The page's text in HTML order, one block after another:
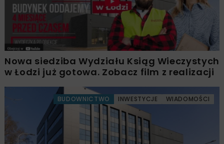
Nowa siedziba Wydziału Ksiąg Wieczystych
w Łodzi już gotowa. Zobacz film z realizacji
BUDOWNICTWO INWESTYCJE WIADOMOŚCI